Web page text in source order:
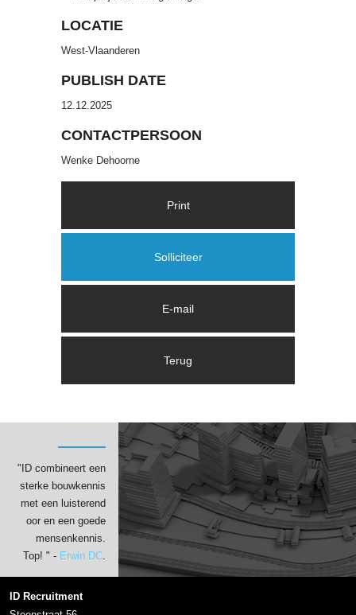
LOCATIE
West-Vlaanderen
PUBLISH DATE
12.12.2025
CONTACTPERSOON
Wenke Dehoorne
"ID combineert een
sterke bouwkennis
met een luisterend
oor en een goede
mensenkennis.
Top! " - Erwin DC.
ID Recruitment